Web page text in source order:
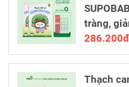
tràng,
286.200đ
Thạch